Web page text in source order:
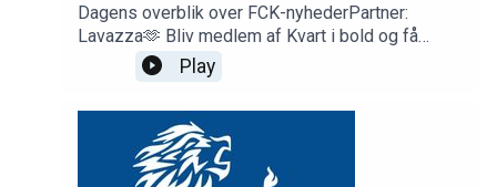
Dagens overblik over FCK-nyhederPartner:
Lavazza🫶 Bliv medlem af Kvart i bold og få
adgang til vores medlemskanal med eksklusive
podcasts:
på vores Youtube-kanal:
https://www.youtube.com/@KvartiBold🎙️ Lyt til
podcasten:Spotify:
Play